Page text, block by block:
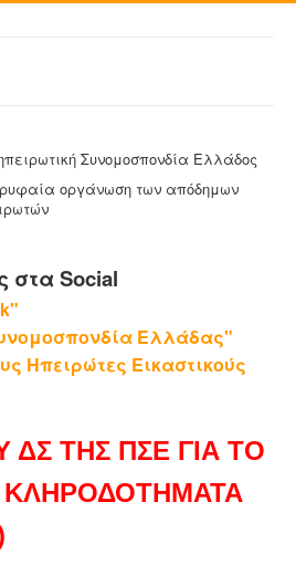
Συνομοσπονδία Ελλάδος
οργάνωση των απόδημων
στα Social
Ελλάδας"
Ηπειρώτες Εικαστικούς
ΔΣ ΤΗΣ ΠΣΕ ΓΙΑ ΤΟ
ΚΛΗΡΟΔΟΤΗΜΑΤΑ